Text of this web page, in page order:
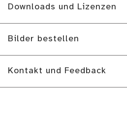
Downloads und Lizenzen
Bilder bestellen
Kontakt und Feedback